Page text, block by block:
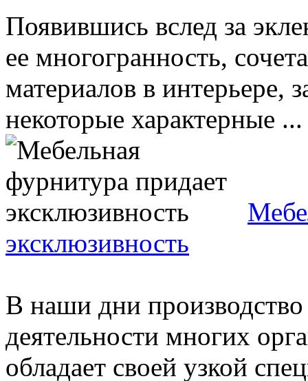
Появившись вслед за
ее многогранность,
материалов в интерьере,
некоторые характерные ...
эксклюзивность
В наши дни производство
деятельности многих
обладает своей узкой